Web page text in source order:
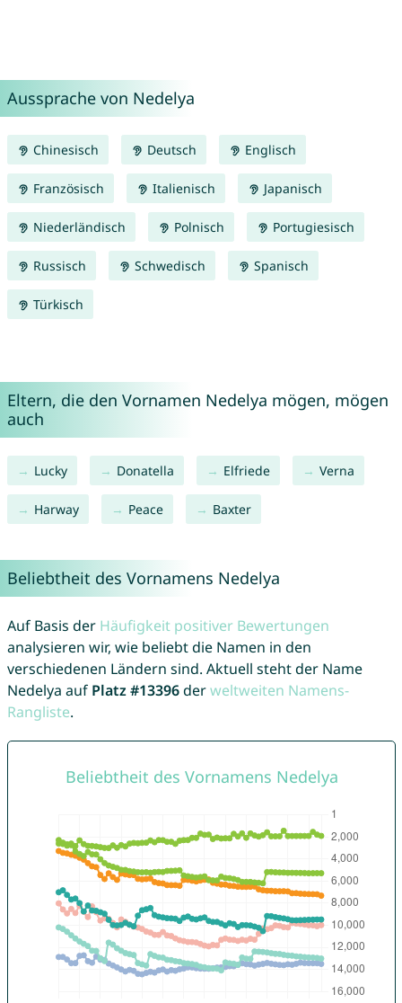
Aussprache von Nedelya
Chinesisch Deutsch Englisch
Französisch Italienisch Japanisch
Niederländisch Polnisch Portugiesisch
Russisch Schwedisch Spanisch
Türkisch
Eltern, die den Vornamen Nedelya mögen, mögen
auch
Lucky Donatella Elfriede Verna
Harway Peace Baxter
Beliebtheit des Vornamens Nedelya
Auf Basis der Häufigkeit positiver Bewertungen
analysieren wir, wie beliebt die Namen in den
verschiedenen Ländern sind. Aktuell steht der Name
Nedelya auf Platz #13396derweltweiten Namens-
Rangliste.